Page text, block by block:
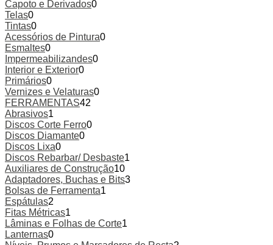
Capoto e Derivados0
Telas0
Tintas0
Acessórios de Pintura0
Esmaltes0
Impermeabilizandes0
Interior e Exterior0
Primários0
Vernizes e Velaturas0
FERRAMENTAS42
Abrasivos1
Discos Corte Ferro0
Discos Diamante0
Discos Lixa0
Discos Rebarbar/ Desbaste1
Auxiliares de Construção10
Adaptadores, Buchas e Bits3
Bolsas de Ferramenta1
Espátulas2
Fitas Métricas1
Lâminas e Folhas de Corte1
Lanternas0